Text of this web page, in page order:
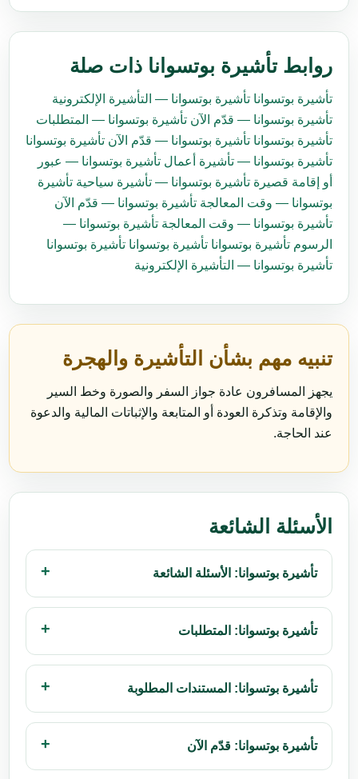
روابط تأشيرة بوتسوانا ذات صلة
تأشيرة بوتسوانا تأشيرة بوتسوانا — التأشيرة الإلكترونية
تأشيرة بوتسوانا — قدّم الآن تأشيرة بوتسوانا — المتطلبات
تأشيرة بوتسوانا تأشيرة بوتسوانا — قدّم الآن تأشيرة بوتسوانا
تأشيرة بوتسوانا — تأشيرة أعمال تأشيرة بوتسوانا — عبور
أو إقامة قصيرة تأشيرة بوتسوانا — تأشيرة سياحية تأشيرة
بوتسوانا — وقت المعالجة تأشيرة بوتسوانا — قدّم الآن
تأشيرة بوتسوانا — وقت المعالجة تأشيرة بوتسوانا —
الرسوم تأشيرة بوتسوانا تأشيرة بوتسوانا تأشيرة بوتسوانا
تأشيرة بوتسوانا — التأشيرة الإلكترونية
تنبيه مهم بشأن التأشيرة والهجرة
يجهز المسافرون عادة جواز السفر والصورة وخط السير
والإقامة وتذكرة العودة أو المتابعة والإثباتات المالية والدعوة
عند الحاجة.
الأسئلة الشائعة
تأشيرة بوتسوانا: الأسئلة الشائعة
تأشيرة بوتسوانا: المتطلبات
تأشيرة بوتسوانا: المستندات المطلوبة
تأشيرة بوتسوانا: قدّم الآن